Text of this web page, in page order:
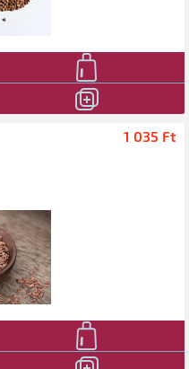
1 035 Ft‎